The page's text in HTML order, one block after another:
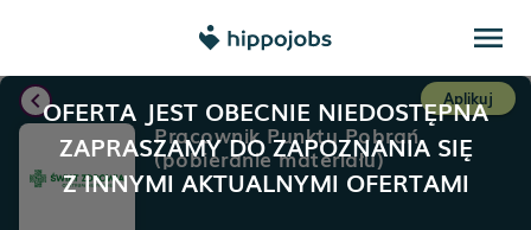
menu
OFERTA JEST OBECNIE NIEDOSTĘPNA
ZAPRASZAMY DO ZAPOZNANIA SIĘ
Z INNYMI AKTUALNYMI OFERTAMI
chevron_left Aplikuj
Pracownik Punktu Pobrań
(pobieranie materiału)